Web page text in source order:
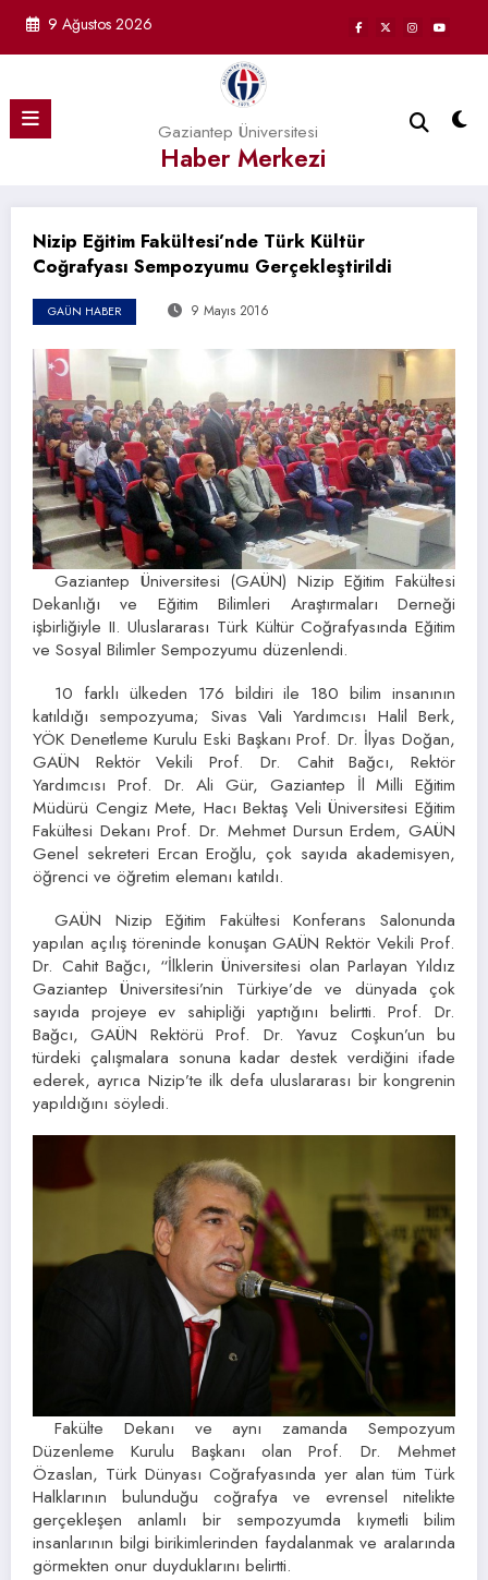
9 Ağustos 2026
Gaziantep Üniversitesi
Haber Merkezi
Nizip Eğitim Fakültesi’nde Türk Kültür
Coğrafyası Sempozyumu Gerçekleştirildi
GAÜN HABER 9 Mayıs 2016
Gaziantep Üniversitesi (GAÜN) Nizip Eğitim Fakültesi
Dekanlığı ve Eğitim Bilimleri Araştırmaları Derneği
işbirliğiyle II. Uluslararası Türk Kültür Coğrafyasında Eğitim
ve Sosyal Bilimler Sempozyumu düzenlendi.
10 farklı ülkeden 176 bildiri ile 180 bilim insanının
katıldığı sempozyuma; Sivas Vali Yardımcısı Halil Berk,
YÖK Denetleme Kurulu Eski Başkanı Prof. Dr. İlyas Doğan,
GAÜN Rektör Vekili Prof. Dr. Cahit Bağcı, Rektör
Yardımcısı Prof. Dr. Ali Gür, Gaziantep İl Milli Eğitim
Müdürü Cengiz Mete, Hacı Bektaş Veli Üniversitesi Eğitim
Fakültesi Dekanı Prof. Dr. Mehmet Dursun Erdem, GAÜN
Genel sekreteri Ercan Eroğlu, çok sayıda akademisyen,
öğrenci ve öğretim elemanı katıldı.
GAÜN Nizip Eğitim Fakültesi Konferans Salonunda
yapılan açılış töreninde konuşan GAÜN Rektör Vekili Prof.
Dr. Cahit Bağcı, “İlklerin Üniversitesi olan Parlayan Yıldız
Gaziantep Üniversitesi’nin Türkiye’de ve dünyada çok
sayıda projeye ev sahipliği yaptığını belirtti. Prof. Dr.
Bağcı, GAÜN Rektörü Prof. Dr. Yavuz Coşkun’un bu
türdeki çalışmalara sonuna kadar destek verdiğini ifade
ederek, ayrıca Nizip’te ilk defa uluslararası bir kongrenin
yapıldığını söyledi.
Fakülte Dekanı ve aynı zamanda Sempozyum
Düzenleme Kurulu Başkanı olan Prof. Dr. Mehmet
Özaslan, Türk Dünyası Coğrafyasında yer alan tüm Türk
Halklarının bulunduğu coğrafya ve evrensel nitelikte
gerçekleşen anlamlı bir sempozyumda kıymetli bilim
insanlarının bilgi birikimlerinden faydalanmak ve aralarında
görmekten onur duyduklarını belirtti.